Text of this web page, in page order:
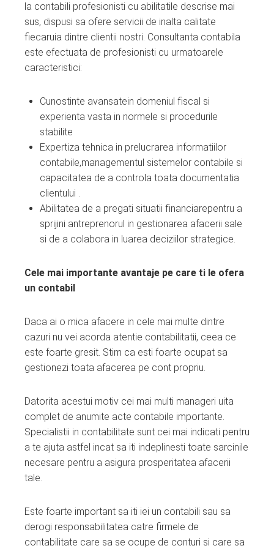
la contabili profesionisti cu abilitatile descrise mai
sus, dispusi sa ofere servicii de inalta calitate
fiecaruia dintre clientii nostri. Consultanta contabila
este efectuata de profesionisti cu urmatoarele
caracteristici:
Cunostinte avansatein domeniul fiscal si
experienta vasta in normele si procedurile
stabilite
Expertiza tehnica in prelucrarea informatiilor
contabile,managementul sistemelor contabile si
capacitatea de a controla toata documentatia
clientului .
Abilitatea de a pregati situatii financiarepentru a
sprijini antreprenorul in gestionarea afacerii sale
si de a colabora in luarea deciziilor strategice.
Cele mai importante avantaje pe care ti le ofera
un contabil
Daca ai o mica afacere in cele mai multe dintre
cazuri nu vei acorda atentie contabilitatii, ceea ce
este foarte gresit. Stim ca esti foarte ocupat sa
gestionezi toata afacerea pe cont propriu.
Datorita acestui motiv cei mai multi manageri uita
complet de anumite acte contabile importante.
Specialistii in contabilitate sunt cei mai indicati pentru
a te ajuta astfel incat sa iti indeplinesti toate sarcinile
necesare pentru a asigura prosperitatea afacerii
tale.
Este foarte important sa iti iei un contabili sau sa
derogi responsabilitatea catre firmele de
contabilitate care sa se ocupe de conturi si care sa